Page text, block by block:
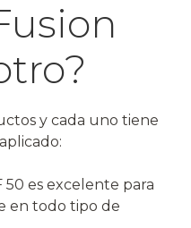
y cada uno tiene
50 es excelente para
en todo tipo de